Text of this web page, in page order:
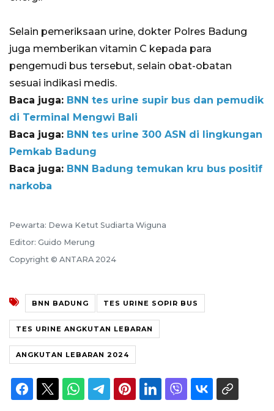
Selain pemeriksaan urine, dokter Polres Badung
juga memberikan vitamin C kepada para
pengemudi bus tersebut, selain obat-obatan
sesuai indikasi medis.
Baca juga: BNN tes urine supir bus dan pemudik
di Terminal Mengwi Bali
Baca juga: BNN tes urine 300 ASN di lingkungan
Pemkab Badung
Baca juga: BNN Badung temukan kru bus positif
narkoba
Pewarta: Dewa Ketut Sudiarta Wiguna
Editor: Guido Merung
Copyright © ANTARA 2024
BNN BADUNG TES URINE SOPIR BUS
TES URINE ANGKUTAN LEBARAN
ANGKUTAN LEBARAN 2024